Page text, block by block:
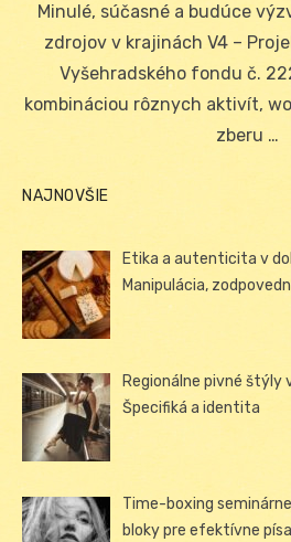
Minulé, súčasné a budúce
zdrojov v krajinách V4 –
Vyšehradského fondu č.
kombináciou rôznych aktivít,
zberu …
NAJNOVŠIE
Etika a autenticita v
Manipulácia,
Regionálne pivné štýly
Špecifiká a identita
Time-boxing
bloky pre efektívne